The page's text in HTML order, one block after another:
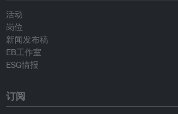
活动
岗位
新闻发布稿
EB工作室
ESG情报
订阅